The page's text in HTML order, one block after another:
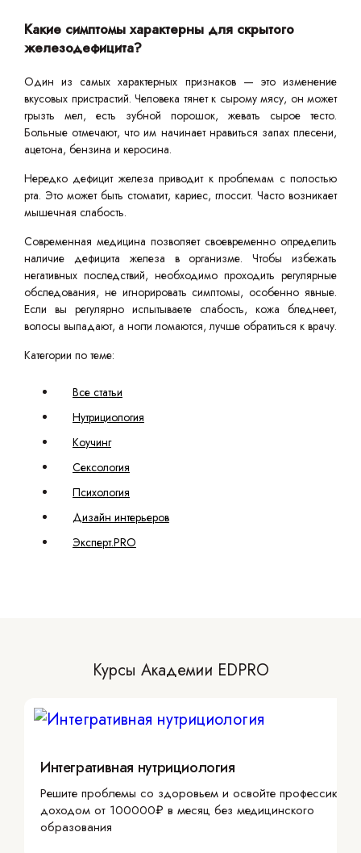
Какие симптомы характерны для скрытого
железодефицита?
Один из самых характерных признаков — это изменение
вкусовых пристрастий. Человека тянет к сырому мясу, он может
грызть мел, есть зубной порошок, жевать сырое тесто.
Больные отмечают, что им начинает нравиться запах плесени,
ацетона, бензина и керосина.
Нередко дефицит железа приводит к проблемам с полостью
рта. Это может быть стоматит, кариес, глоссит. Часто возникает
мышечная слабость.
Современная медицина позволяет своевременно определить
наличие дефицита железа в организме. Чтобы избежать
негативных последствий, необходимо проходить регулярные
обследования, не игнорировать симптомы, особенно явные.
Если вы регулярно испытываете слабость, кожа бледнеет,
волосы выпадают, а ногти ломаются, лучше обратиться к врачу.
Категории по теме:
Все статьи
Нутрициология
Коучинг
Сексология
Психология
Дизайн интерьеров
Эксперт.PRO
Курсы Академии EDPRO
Интегративная нутрициология
Решите проблемы со здоровьем и освойте профессию с
доходом от 100000₽ в месяц без медицинского
образования